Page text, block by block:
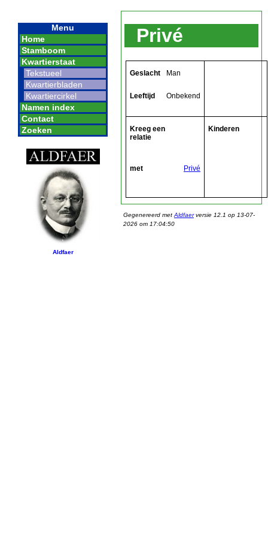
Menu
Home
Stamboom
Kwartierstaat
Tekstueel
Kwartierbladen
Kwartiercirkel
Namen index
Contact
Zoeken
Aldfaer
Privé
Geslacht Man
Leeftijd Onbekend
Kreeg een
relatie
met Privé
Kinderen
Gegenereerd met Aldfaerversie 12.1 op 13-07-
2026 om 17:04:50